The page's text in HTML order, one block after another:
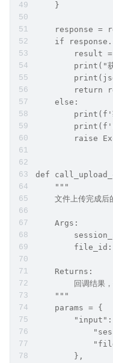
}
response =
if
result =
print("获取上
return
else:
print(f'获取上
raise
def
"""
文件上传完成后
Args:
session_id:
file_id: 文
Returns:
回调结果，
"""
params = {
"input":
},